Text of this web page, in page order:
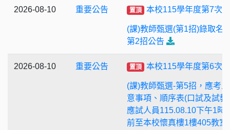
2026-08-10 重要公告 置頂 本校115學年度第7次
(課)教師甄選(第1招)錄取名
第2招公告
2026-08-10 重要公告 置頂 本校115學年度第6次
(課)教師甄選-第5招，應考
意事項、順序表(口試及試教
應試人員115.08.10下午1時
前至本校懷真樓1樓405教室